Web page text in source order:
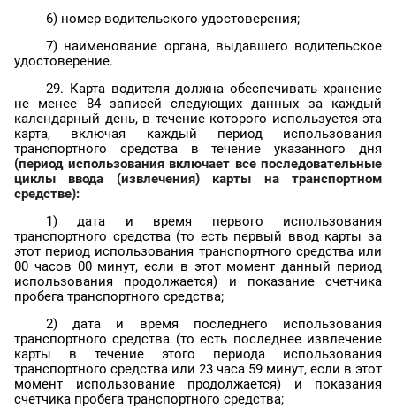
6) номер водительского удостоверения;
7) наименование органа, выдавшего водительское
удостоверение.
29. Карта водителя должна обеспечивать хранение
не менее 84 записей следующих данных за каждый
календарный день, в течение которого используется эта
карта, включая каждый период использования
транспортного средства в течение указанного дня
(период использования включает все последовательные
циклы ввода (извлечения) карты на транспортном
средстве):
1) дата и время первого использования
транспортного средства (то есть первый ввод карты за
этот период использования транспортного средства или
00 часов 00 минут, если в этот момент данный период
использования продолжается) и показание счетчика
пробега транспортного средства;
2) дата и время последнего использования
транспортного средства (то есть последнее извлечение
карты в течение этого периода использования
транспортного средства или 23 часа 59 минут, если в этот
момент использование продолжается) и показания
счетчика пробега транспортного средства;